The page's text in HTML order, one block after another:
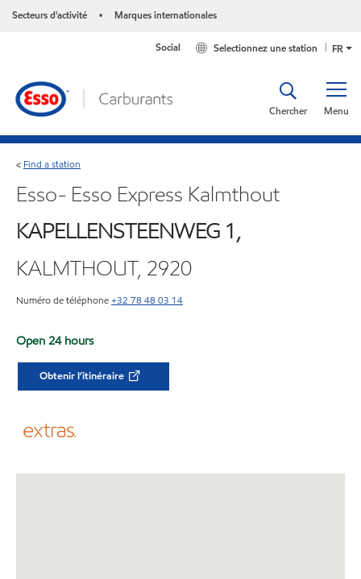
Secteurs d'activité • Marques internationales
FR
Selectionnez une station
Social
Menu
Chercher
< Find a station
Esso- Esso Express Kalmthout
KAPELLENSTEENWEG 1,
KALMTHOUT, 2920
Numéro de téléphone+32 78 48 03 14
Open 24 hours
Obtenir l’itinéraire